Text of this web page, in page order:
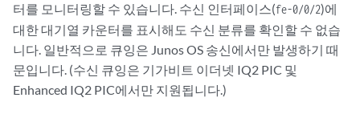
터를 모니터링할 수 있습니다. 수신 인터페이스(fe-0/0/2)에
대한 대기열 카운터를 표시해도 수신 분류를 확인할 수 없습
니다. 일반적으로 큐잉은 Junos OS 송신에서만 발생하기 때
문입니다. (수신 큐잉은 기가비트 이더넷 IQ2 PIC 및
Enhanced IQ2 PIC에서만 지원됩니다.)